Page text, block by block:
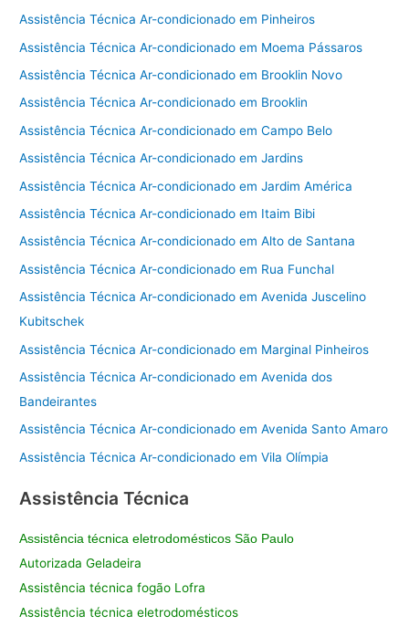
Assistência Técnica Ar-condicionado em Pinheiros
Assistência Técnica Ar-condicionado em Moema Pássaros
Assistência Técnica Ar-condicionado em Brooklin Novo
Assistência Técnica Ar-condicionado em Brooklin
Assistência Técnica Ar-condicionado em Campo Belo
Assistência Técnica Ar-condicionado em Jardins
Assistência Técnica Ar-condicionado em Jardim América
Assistência Técnica Ar-condicionado em Itaim Bibi
Assistência Técnica Ar-condicionado em Alto de Santana
Assistência Técnica Ar-condicionado em Rua Funchal
Assistência Técnica Ar-condicionado em Avenida Juscelino
Kubitschek
Assistência Técnica Ar-condicionado em Marginal Pinheiros
Assistência Técnica Ar-condicionado em Avenida dos
Bandeirantes
Assistência Técnica Ar-condicionado em Avenida Santo Amaro
Assistência Técnica Ar-condicionado em Vila Olímpia
Assistência Técnica
Assistência técnica eletrodomésticos São Paulo
Autorizada Geladeira
Assistência técnica fogão Lofra
Assistência técnica eletrodomésticos